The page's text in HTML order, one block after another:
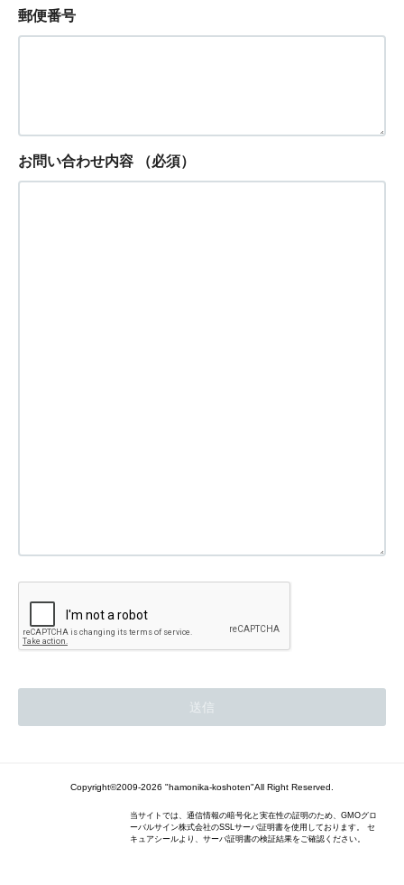
郵便番号
お問い合わせ内容 （必須）
Copyright©2009-2026 "hamonika-koshoten"All Right Reserved.
当サイトでは、通信情報の暗号化と実在性の証明のため、GMOグロ
ーバルサイン株式会社のSSLサーバ証明書を使用しております。 セ
キュアシールより、サーバ証明書の検証結果をご確認ください。